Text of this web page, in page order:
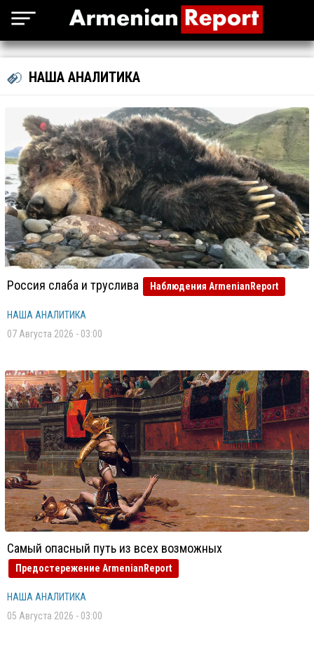
НАША АНАЛИТИКА
Россия слаба и труслива Наблюдения ArmenianReport
НАША АНАЛИТИКА
07 Августа 2026 - 03:00
Самый опасный путь из всех возможных
Предостережение ArmenianReport
НАША АНАЛИТИКА
05 Августа 2026 - 03:00